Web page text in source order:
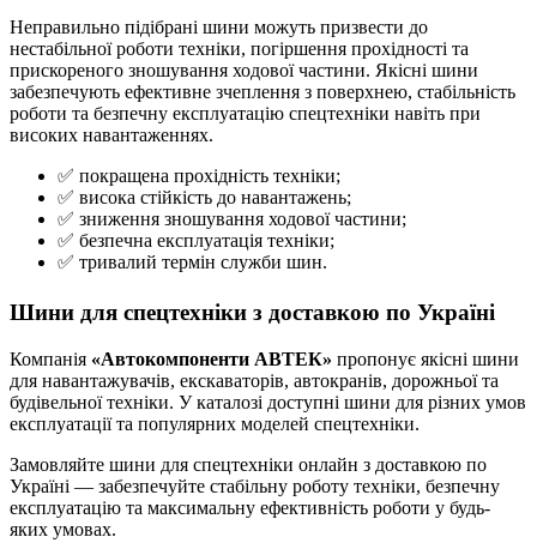
Неправильно підібрані шини можуть призвести до
нестабільної роботи техніки, погіршення прохідності та
прискореного зношування ходової частини. Якісні шини
забезпечують ефективне зчеплення з поверхнею, стабільність
роботи та безпечну експлуатацію спецтехніки навіть при
високих навантаженнях.
✅ покращена прохідність техніки;
✅ висока стійкість до навантажень;
✅ зниження зношування ходової частини;
✅ безпечна експлуатація техніки;
✅ тривалий термін служби шин.
Шини для спецтехніки з доставкою по Україні
Компанія «Автокомпоненти АВТЕК» пропонує якісні шини
для навантажувачів, екскаваторів, автокранів, дорожньої та
будівельної техніки. У каталозі доступні шини для різних умов
експлуатації та популярних моделей спецтехніки.
Замовляйте шини для спецтехніки онлайн з доставкою по
Україні — забезпечуйте стабільну роботу техніки, безпечну
експлуатацію та максимальну ефективність роботи у будь-
яких умовах.